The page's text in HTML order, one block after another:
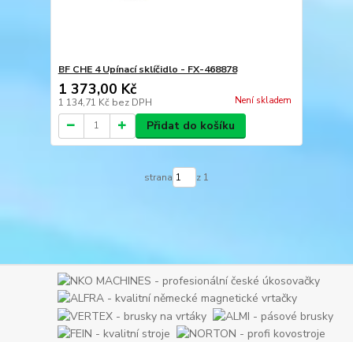
BF CHE 4 Upínací sklíčidlo - FX-468878
1 373,00 Kč
1 134,71 Kč bez DPH Není skladem
Přidat do košíku
strana z 1